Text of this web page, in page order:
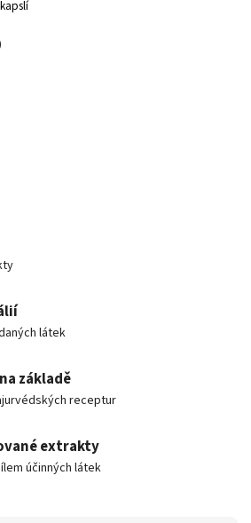
látek
základě
receptur
extrakty
účinných látek